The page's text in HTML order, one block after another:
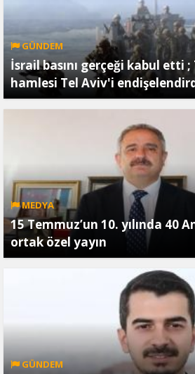
GÜNDEM
İsrail basını gerçeği kabul etti
hamlesi Tel Aviv'i
MEDYA
15 Temmuz’un 10. yılında 40
ortak özel yayın
GÜNDEM